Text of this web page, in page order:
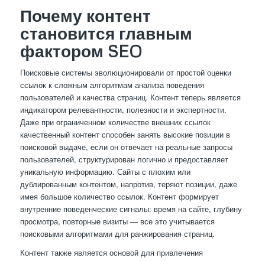
Почему контент
становится главным
фактором SEO
Поисковые системы эволюционировали от простой оценки
ссылок к сложным алгоритмам анализа поведения
пользователей и качества страниц. Контент теперь является
индикатором релевантности, полезности и экспертности.
Даже при ограниченном количестве внешних ссылок
качественный контент способен занять высокие позиции в
поисковой выдаче, если он отвечает на реальные запросы
пользователей, структурирован логично и предоставляет
уникальную информацию. Сайты с плохим или
дублированным контентом, напротив, теряют позиции, даже
имея большое количество ссылок. Контент формирует
внутренние поведенческие сигналы: время на сайте, глубину
просмотра, повторные визиты — все это учитывается
поисковыми алгоритмами для ранжирования страниц.
Контент также является основой для привлечения